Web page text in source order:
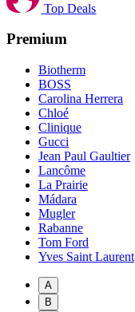
Top Deals
Premium
Biotherm
BOSS
Carolina Herrera
Chloé
Clinique
Gucci
Jean Paul Gaultier
Lancôme
La Prairie
Mádara
Mugler
Rabanne
Tom Ford
Yves Saint Laurent
A
B